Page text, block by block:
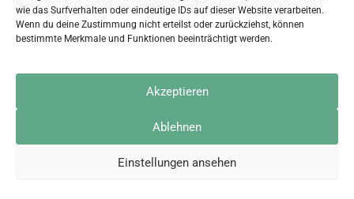
wie das Surfverhalten oder eindeutige IDs auf dieser Website verarbeiten.
Wenn du deine Zustimmung nicht erteilst oder zurückziehst, können
bestimmte Merkmale und Funktionen beeinträchtigt werden.
Akzeptieren
Ablehnen
Einstellungen ansehen
AGB Datenschutzerklärung
* Alle Preise inkl. der gesetzl. MwSt.